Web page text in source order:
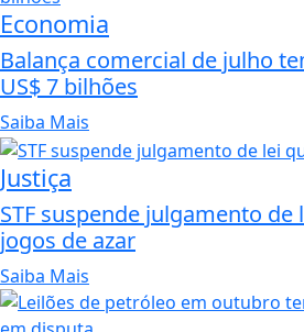
Economia
Balança comercial de julho
US$ 7 bilhões
Saiba Mais
Justiça
STF suspende julgamento
jogos de azar
Saiba Mais